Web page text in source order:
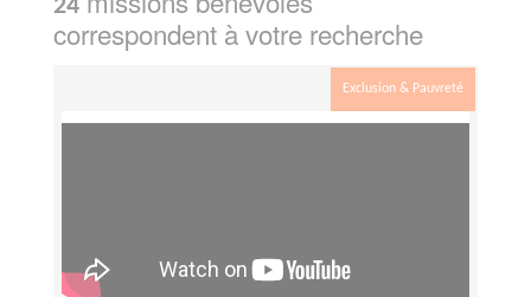
24
correspondent à votre recherche
Exclusion & Pauvreté